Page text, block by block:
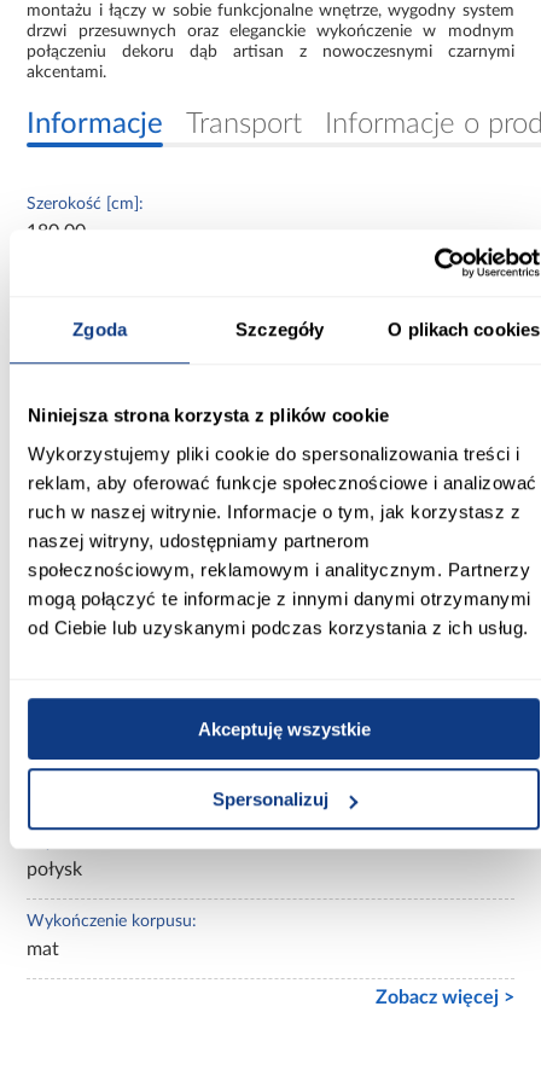
Zgoda Szczegóły O plikach cookies
Niniejsza strona korzysta z plików cookie
Wykorzystujemy pliki cookie do spersonalizowania treści i
reklam, aby oferować funkcje społecznościowe i analizować
ruch w naszej witrynie. Informacje o tym, jak korzystasz z
naszej witryny, udostępniamy partnerom
społecznościowym, reklamowym i analitycznym. Partnerzy
mogą połączyć te informacje z innymi danymi otrzymanymi
od Ciebie lub uzyskanymi podczas korzystania z ich usług.
Akceptuję wszystkie
Spersonalizuj
montażu i łączy w sobie funkcjonalne wnętrze, wygodny system
drzwi przesuwnych oraz eleganckie wykończenie w modnym
połączeniu dekoru dąb artisan z nowoczesnymi czarnymi
akcentami.
Informacje Transport Informacje o
Szerokość [cm]:
180.00
Wysokość [cm]:
artisan/czarny
Kolor korpusu:
dąb artisan
Wybarwienie:
jasne drewnopodobne
Ilość drzwi:
połysk
Wykończenie korpusu:
mat
Zobacz więcej >